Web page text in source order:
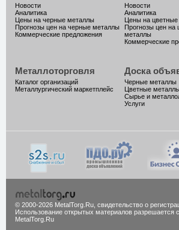
Новости
Аналитика
Цены на черные металлы
Прогнозы цен на черные металлы
Коммерческие предложения
Новости
Аналитика
Цены на
Прогнозы цен на
металлы
Коммерческие
Металлоторговля
Каталог организаций
Металлургический маркетплейс
Доска
Черные металлы
Цветные
Сырье и
Услуги
© 2000-2026 MetalTorg.Ru, cвидетельство о
Использование открытых материалов разрешается
MetalTorg.Ru